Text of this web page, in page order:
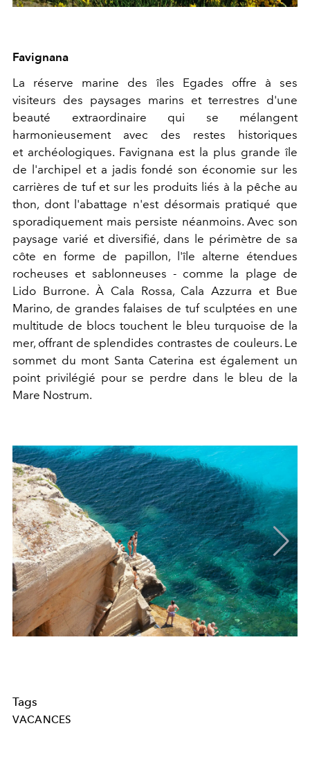
Favignana
La réserve marine des îles Egades offre à ses
visiteurs des paysages marins et terrestres d'une
beauté extraordinaire qui se mélangent
harmonieusement avec des restes historiques
et archéologiques. Favignana est la plus grande île
de l'archipel et a jadis fondé son économie sur les
carrières de tuf et sur les produits liés à la pêche au
thon, dont l'abattage n'est désormais pratiqué que
sporadiquement mais persiste néanmoins. Avec son
paysage varié et diversifié, dans le périmètre de sa
côte en forme de papillon, l'île alterne étendues
rocheuses et sablonneuses - comme la plage de
Lido Burrone. À Cala Rossa, Cala Azzurra et Bue
Marino, de grandes falaises de tuf sculptées en une
multitude de blocs touchent le bleu turquoise de la
mer, offrant de splendides contrastes de couleurs. Le
sommet du mont Santa Caterina est également un
point privilégié pour se perdre dans le bleu de la
Mare Nostrum.
Tags
VACANCES